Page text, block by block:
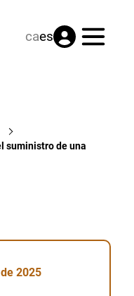
caes Menú
suministro de una
2025